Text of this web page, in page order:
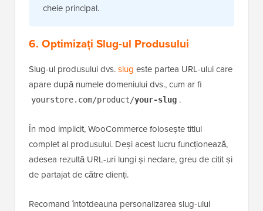
cheie principal.
6. Optimizați Slug-ul Produsului
Slug-ul produsului dvs.slug este partea URL-ului care
apare după numele domeniului dvs., cum ar fi
yourstore.com/product/your-slug .
În mod implicit, WooCommerce folosește titlul
complet al produsului. Deși acest lucru funcționează,
adesea rezultă URL-uri lungi și neclare, greu de citit și
de partajat de către clienți.
Recomand întotdeauna personalizarea slug-ului